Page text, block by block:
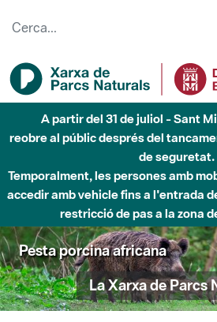
A partir del 31 de juliol - Sant
reobre al públic després del
de seguretat.
Temporalment, les persones amb
accedir amb vehicle fins a l'entrada
restricció de pas a la zona
Pesta porcina africana
La Xarxa de Parcs